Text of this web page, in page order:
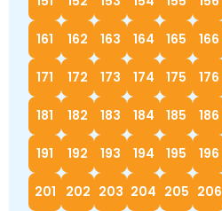
161 162 163 164 165 166
171 172 173 174 175 176
181 182 183 184 185 186
191 192 193 194 195 196
201 202 203 204 205 206